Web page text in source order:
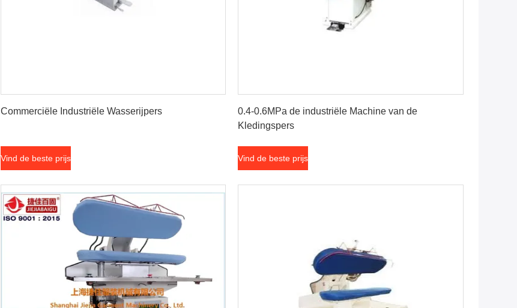
Commerciële Industriële Wasserijpers
Vind de beste prijs
0.4-0.6MPa de industriële Machine van de
Kledingspers
Vind de beste prijs